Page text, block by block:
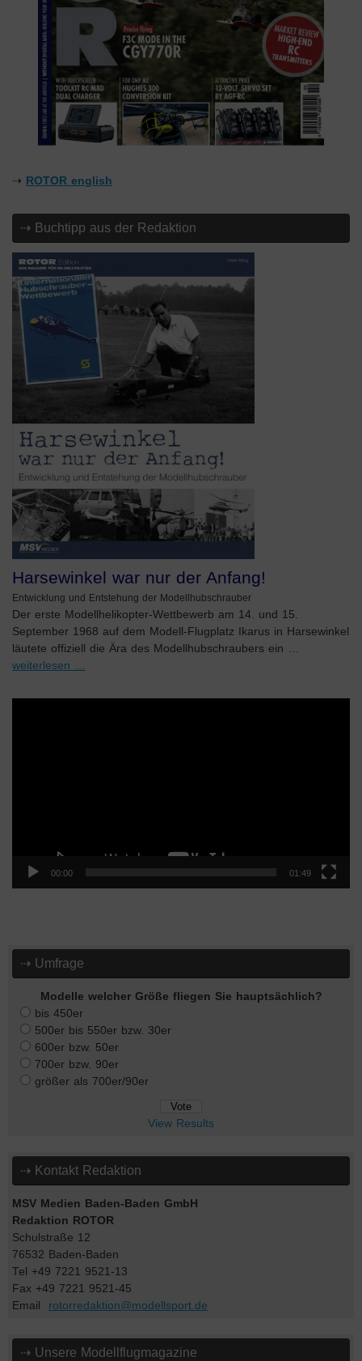
⇢ ROTOR english
⇢ Buchtipp aus der Redaktion
Harsewinkel war nur der Anfang!
Entwicklung und Entstehung der Modellhubschrauber
Der erste Modellhelikopter-Wettbewerb am 14. und 15.
September 1968 auf dem Modell-Flugplatz Ikarus in Harsewinkel
läutete offiziell die Ära des Modellhubschraubers ein …
weiterlesen …
00:00 01:49
⇢ Umfrage
Modelle welcher Größe fliegen Sie hauptsächlich?
bis 450er
500er bis 550er bzw. 30er
600er bzw. 50er
700er bzw. 90er
größer als 700er/90er
View Results
⇢ Kontakt Redaktion
MSV Medien Baden-Baden GmbH
Redaktion ROTOR
Schulstraße 12
76532 Baden-Baden
Tel +49 7221 9521-13
Fax +49 7221 9521-45
Email rotorredaktion@modellsport.de
⇢ Unsere Modellflugmagazine